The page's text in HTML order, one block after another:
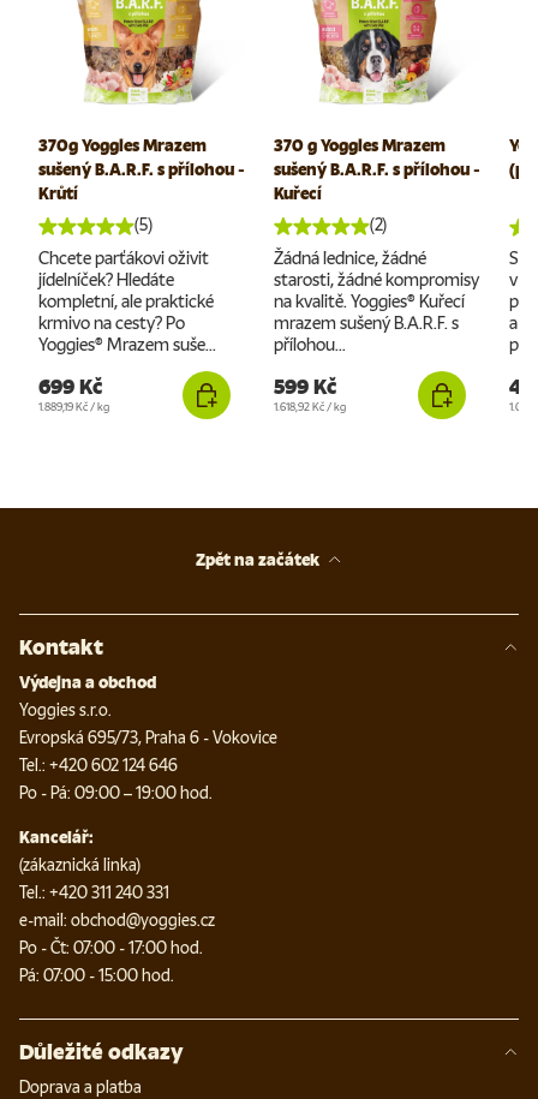
370g Yoggies Mrazem
sušený B.A.R.F. s přílohou -
Krůtí
(5)
Chcete parťákovi oživit
jídelníček? Hledáte
kompletní, ale praktické
krmivo na cesty? Po
Yoggies® Mrazem suše...
699 Kč
Cena za jednotku
1.889,19 Kč/kg
370 g Yoggies Mrazem
sušený B.A.R.F. s přílohou -
Kuřecí
(2)
Žádná lednice, žádné
starosti, žádné kompromisy
na kvalitě. Yoggies® Kuřecí
mrazem sušený B.A.R.F. s
přílohou...
599 Kč
Cena za jednotku
1.618,92 Kč/kg
S
v
a
Cena
Zpět na začátek
Kontakt
Výdejna a obchod
Yoggies s.r.o.
Evropská 695/73, Praha 6 - Vokovice
Tel.: +420 602 124 646
Po - Pá: 09:00 – 19:00 hod.
Kancelář:
(zákaznická linka)
Tel.: +420 311 240 331
e-mail: obchod@yoggies.cz
Po - Čt: 07:00 - 17:00 hod.
Pá: 07:00 - 15:00 hod.
Důležité odkazy
Doprava a platba